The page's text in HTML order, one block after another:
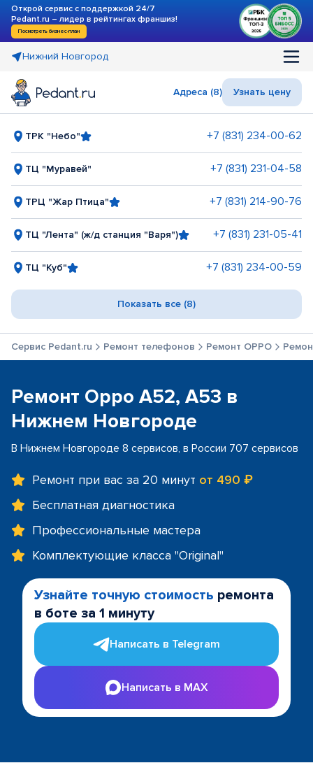
Открой сервис с поддержкой 24/7
Pedant.ru – лидер в рейтингах франшиз!
Посмотреть бизнес-план
Нижний Новгород
Адреса (8) Узнать цену
ТРК "Небо" +7 (831) 234-00-62
ТЦ "Муравей" +7 (831) 231-04-58
ТРЦ "Жар Птица" +7 (831) 214-90-76
ТЦ "Лента" (ж/д станция "Варя") +7 (831) 231-05-41
ТЦ "Куб" +7 (831) 234-00-59
Показать все (8)
Сервис Pedant.ru Ремонт телефонов Ремонт OPPO
Ремонт Oppo A52, A53 в
Нижнем Новгороде
В Нижнем Новгороде 8 сервисов, в России 707 сервисов
Ремонт при вас за 20 минут от 490 ₽
Бесплатная диагностика
Профессиональные мастера
Комплектующие класса "Original"
Узнайте точную стоимость ремонта
в боте за 1 минуту
Написать в Telegram
Написать в MAX